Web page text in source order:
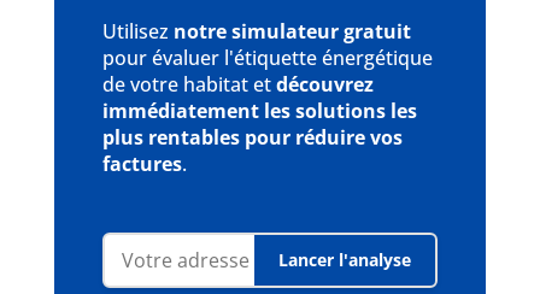
Utilisez notre simulateur gratuit
pour évaluer l'étiquette énergétique
de votre habitat etdécouvrez
immédiatement les solutions les
plus rentables pour réduire vos
factures.
Lancer l'analyse